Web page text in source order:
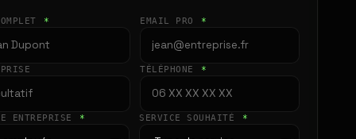
* EMAIL PRO *
TÉLÉPHONE *
ENTREPRISE * SERVICE SOUHAITÉ *